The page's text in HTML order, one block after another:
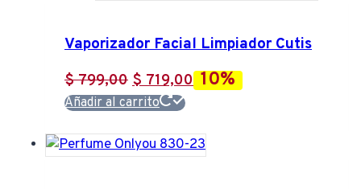
Vaporizador Facial Limpiador Cutis
$799,00 El
precio
era:
$719,00El
es:
10%
Añadir al carrito